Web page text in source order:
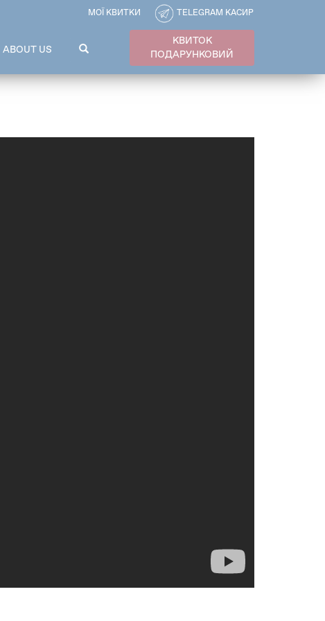
ABOUT US
ПОШУКОВА
ФОРМА
КВИТОК
ПОДАРУНКОВИЙ
МОЇ КВИТКИ TELEGRAM КАСИР